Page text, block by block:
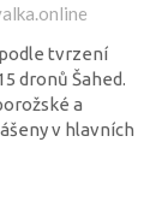
tvrzení
dronů Šahed.
a
v hlavních